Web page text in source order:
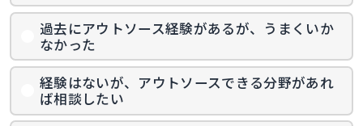
過去にアウトソース経験があるが、うまくいか
なかった
経験はないが、アウトソースできる分野があれ
ば相談したい